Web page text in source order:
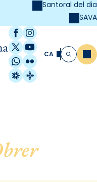
Santoral del dia
SAVA
Facebook
Instagram
X / Twitter
YouTube
WhatsApp
Flickr
Radio Estel
Catalunya
CA Cerca
, de